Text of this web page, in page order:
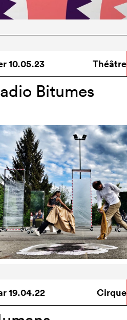
10.05.23 Théâtre
Bitumes
19.04.22 Cirque